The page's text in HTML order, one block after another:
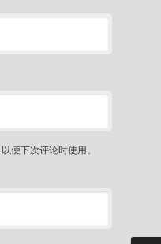
便下次评论时使用。